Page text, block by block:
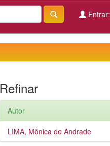
Entrar:
Refinar
Autor
LIMA, Mônica de Andrade